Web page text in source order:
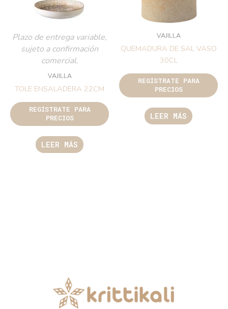
Plazo de entrega variable,
sujeto a confirmación
comercial.
VAJILLA
TOLE ENSALADERA 22CM
REGÍSTRATE PARA
PRECIOS
LEER MÁS
VAJILLA
QUEMADURA DE SAL VASO
30CL
REGÍSTRATE PARA
PRECIOS
LEER MÁS